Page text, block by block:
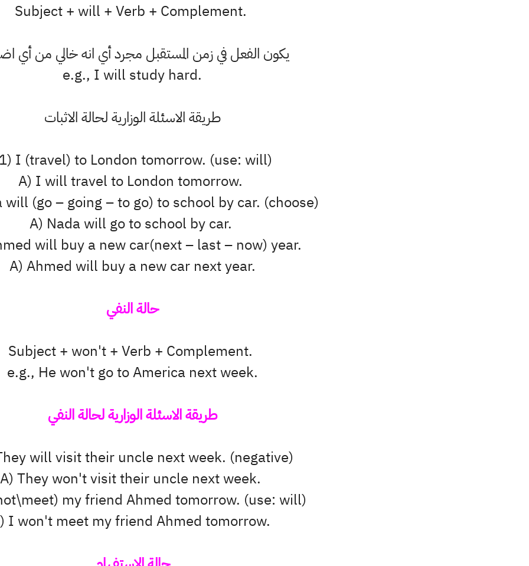
Subject + will + Verb + Complement.
يكون الفعل في زمن المستقبل مجرد أي انه خالي من أي
e.g., I will study hard.
طريقة الاسئلة الوزارية لحالة الاثبات
I (travel) to London tomorrow. (use: will)
A) I will travel to London tomorrow.
will (go – going – to go) to school by car. (choose)
A) Nada will go to school by car.
will buy a new car(next – last – now) year.
A) Ahmed will buy a new car next year.
حالة النفي
Subject + won't + Verb + Complement.
e.g., He won't go to America next week.
طريقة الاسئلة الوزارية لحالة النفي
will visit their uncle next week. (negative)
A) They won't visit their uncle next week.
my friend Ahmed tomorrow. (use: will)
I won't meet my friend Ahmed tomorrow.